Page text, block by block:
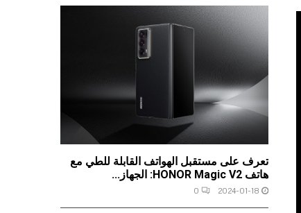
تعرف على مستقبل الهواتف القابلة للطي مع
هاتف HONOR Magic V2: الجهاز...
2024-01-18
0